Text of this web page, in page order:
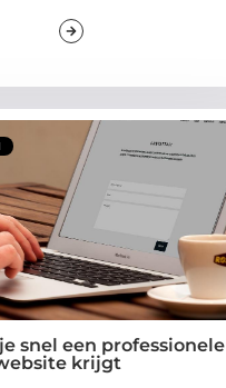
snel een professionele
krijgt